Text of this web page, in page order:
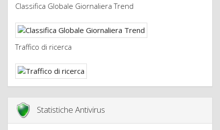
Classifica Globale Giornaliera Trend
Traffico di ricerca
Statistiche Antivirus